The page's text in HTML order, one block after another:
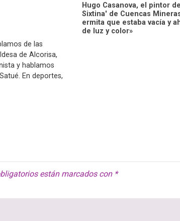
de las
de Alcorisa,
y hablamos
En deportes,
Hugo Casanova, el pintor
Sixtina' de Cuencas
ermita que estaba vacía y
de luz y color»
están marcados con *